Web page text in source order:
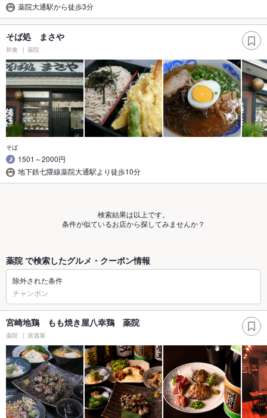
薬院大通駅から徒歩3分
そば処 まさや
和食 薬院
そば
1501～2000円
地下鉄七隈線薬院大通駅より徒歩10分
検索結果は以上です。
条件が似ているお店から探してみませんか？
薬院 で検索したグルメ・クーポン情報
除外された条件
チャンポン
宮崎地鶏 もも焼き屋八幸鶏 薬院
薬院 居酒屋